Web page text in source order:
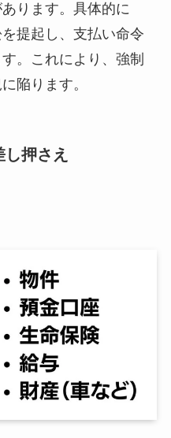
ります。具体的に
提起し、支払い命令
。これにより、強制
陥ります。
押さえ